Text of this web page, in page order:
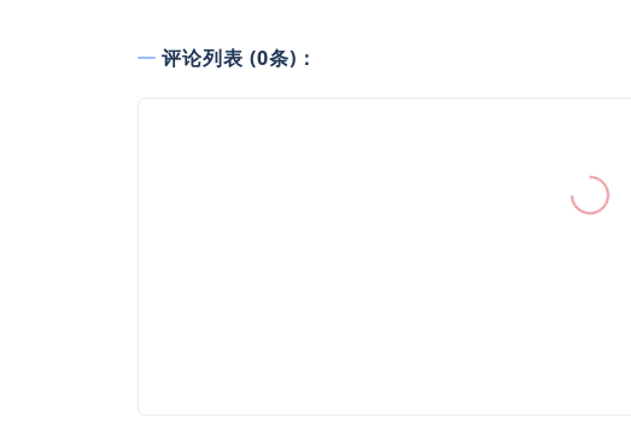
评论列表 (0条)：